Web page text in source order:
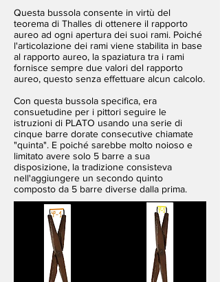
Questa bussola consente in virtù del
teorema di Thalles di ottenere il rapporto
aureo ad ogni apertura dei suoi rami. Poiché
l'articolazione dei rami viene stabilita in base
al rapporto aureo, la spaziatura tra i rami
fornisce sempre due valori del rapporto
aureo, questo senza effettuare alcun calcolo.
Con questa bussola specifica, era
consuetudine per i pittori seguire le
istruzioni di PLATO usando una serie di
cinque barre dorate consecutive chiamate
"quinta". E poiché sarebbe molto noioso e
limitato avere solo 5 barre a sua
disposizione, la tradizione consisteva
nell'aggiungere un secondo quinto
composto da 5 barre diverse dalla prima.